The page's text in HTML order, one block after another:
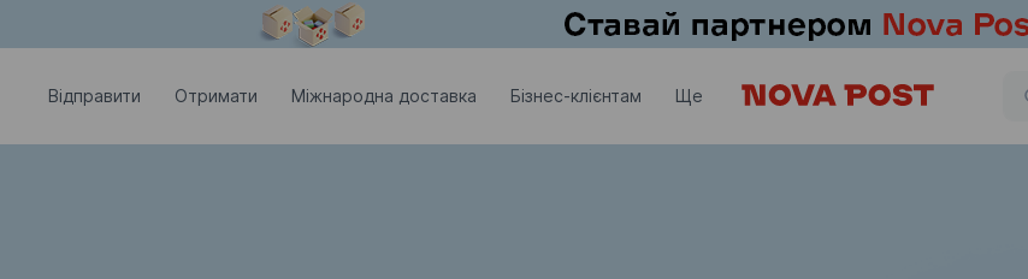
Відправити Отримати Міжнародна доставка Бізнес-клієнтам Ще